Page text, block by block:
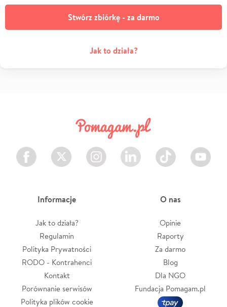
Stwórz zbiórkę - za darmo
Jak to działa?
Facebook Twitter Instagram LinkedIn TikTok Youtube
Informacje
Jak to działa?
Regulamin
Polityka Prywatności
RODO - Kontrahenci
Kontakt
Porównanie serwisów
Polityka plików cookie
O nas
Opinie
Raporty
Za darmo
Blog
Dla NGO
Fundacja Pomagam.pl